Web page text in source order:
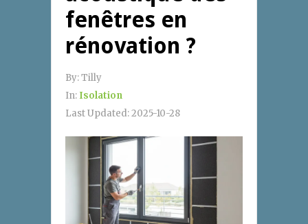
fenêtres en
rénovation ?
By:Tilly
In: Isolation
Last Updated:2025-10-28